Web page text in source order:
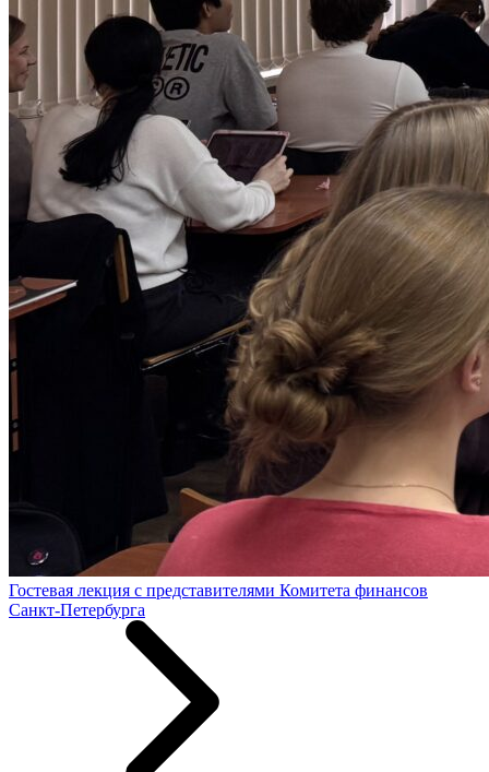
Гостевая лекция с представителями Комитета финансов
Санкт-Петербурга